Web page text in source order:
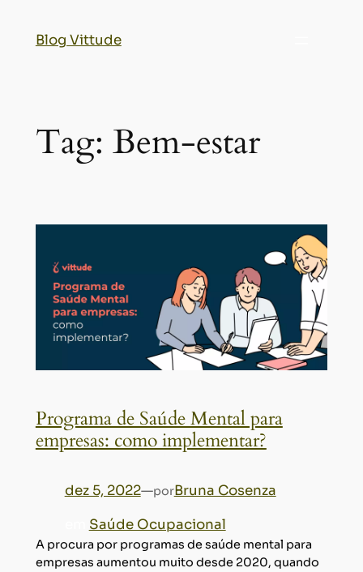
Blog Vittude
Tag: Bem-estar
Programa de Saúde Mental para
empresas: como implementar?
dez 5, 2022—porBruna Cosenza
Saúde Ocupacional
A procura por programas de saúde mental para
empresas aumentou muito desde 2020, quando